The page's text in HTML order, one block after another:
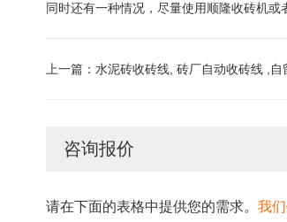
同时还有一种情况，尽量使用顺隆收砖机
上一篇： 水泥砖收砖线, 砖厂自动收砖线 ,自
咨询报价
请在下面的表格中提供您的需求。 我